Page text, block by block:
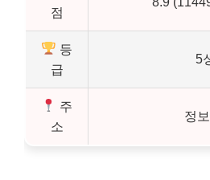
점
등
급
5
주
소
정